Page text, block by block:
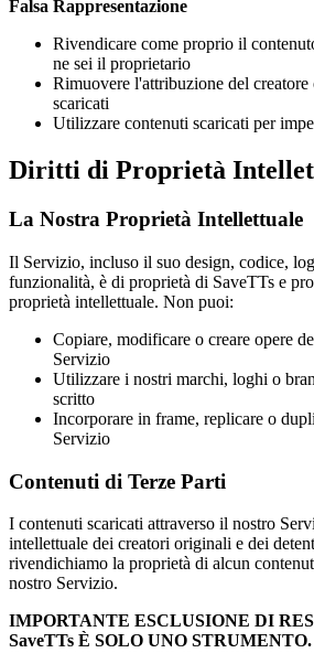
Falsa Rappresentazione
Rivendicare come proprio il
ne sei il proprietario
Rimuovere l'attribuzione del
scaricati
Utilizzare contenuti scaricati per
Diritti di Proprietà
La Nostra Proprietà Intellettuale
Il Servizio, incluso il suo design, codice,
funzionalità, è di proprietà di SaveTTs e
proprietà intellettuale. Non puoi:
Copiare, modificare o creare opere
Servizio
Utilizzare i nostri marchi, loghi o
scritto
Incorporare in frame, replicare o
Servizio
Contenuti di Terze Parti
I contenuti scaricati attraverso il nostro
intellettuale dei creatori originali e dei
rivendichiamo la proprietà di alcun
nostro Servizio.
IMPORTANTE ESCLUSIONE DI
SaveTTs È SOLO UNO